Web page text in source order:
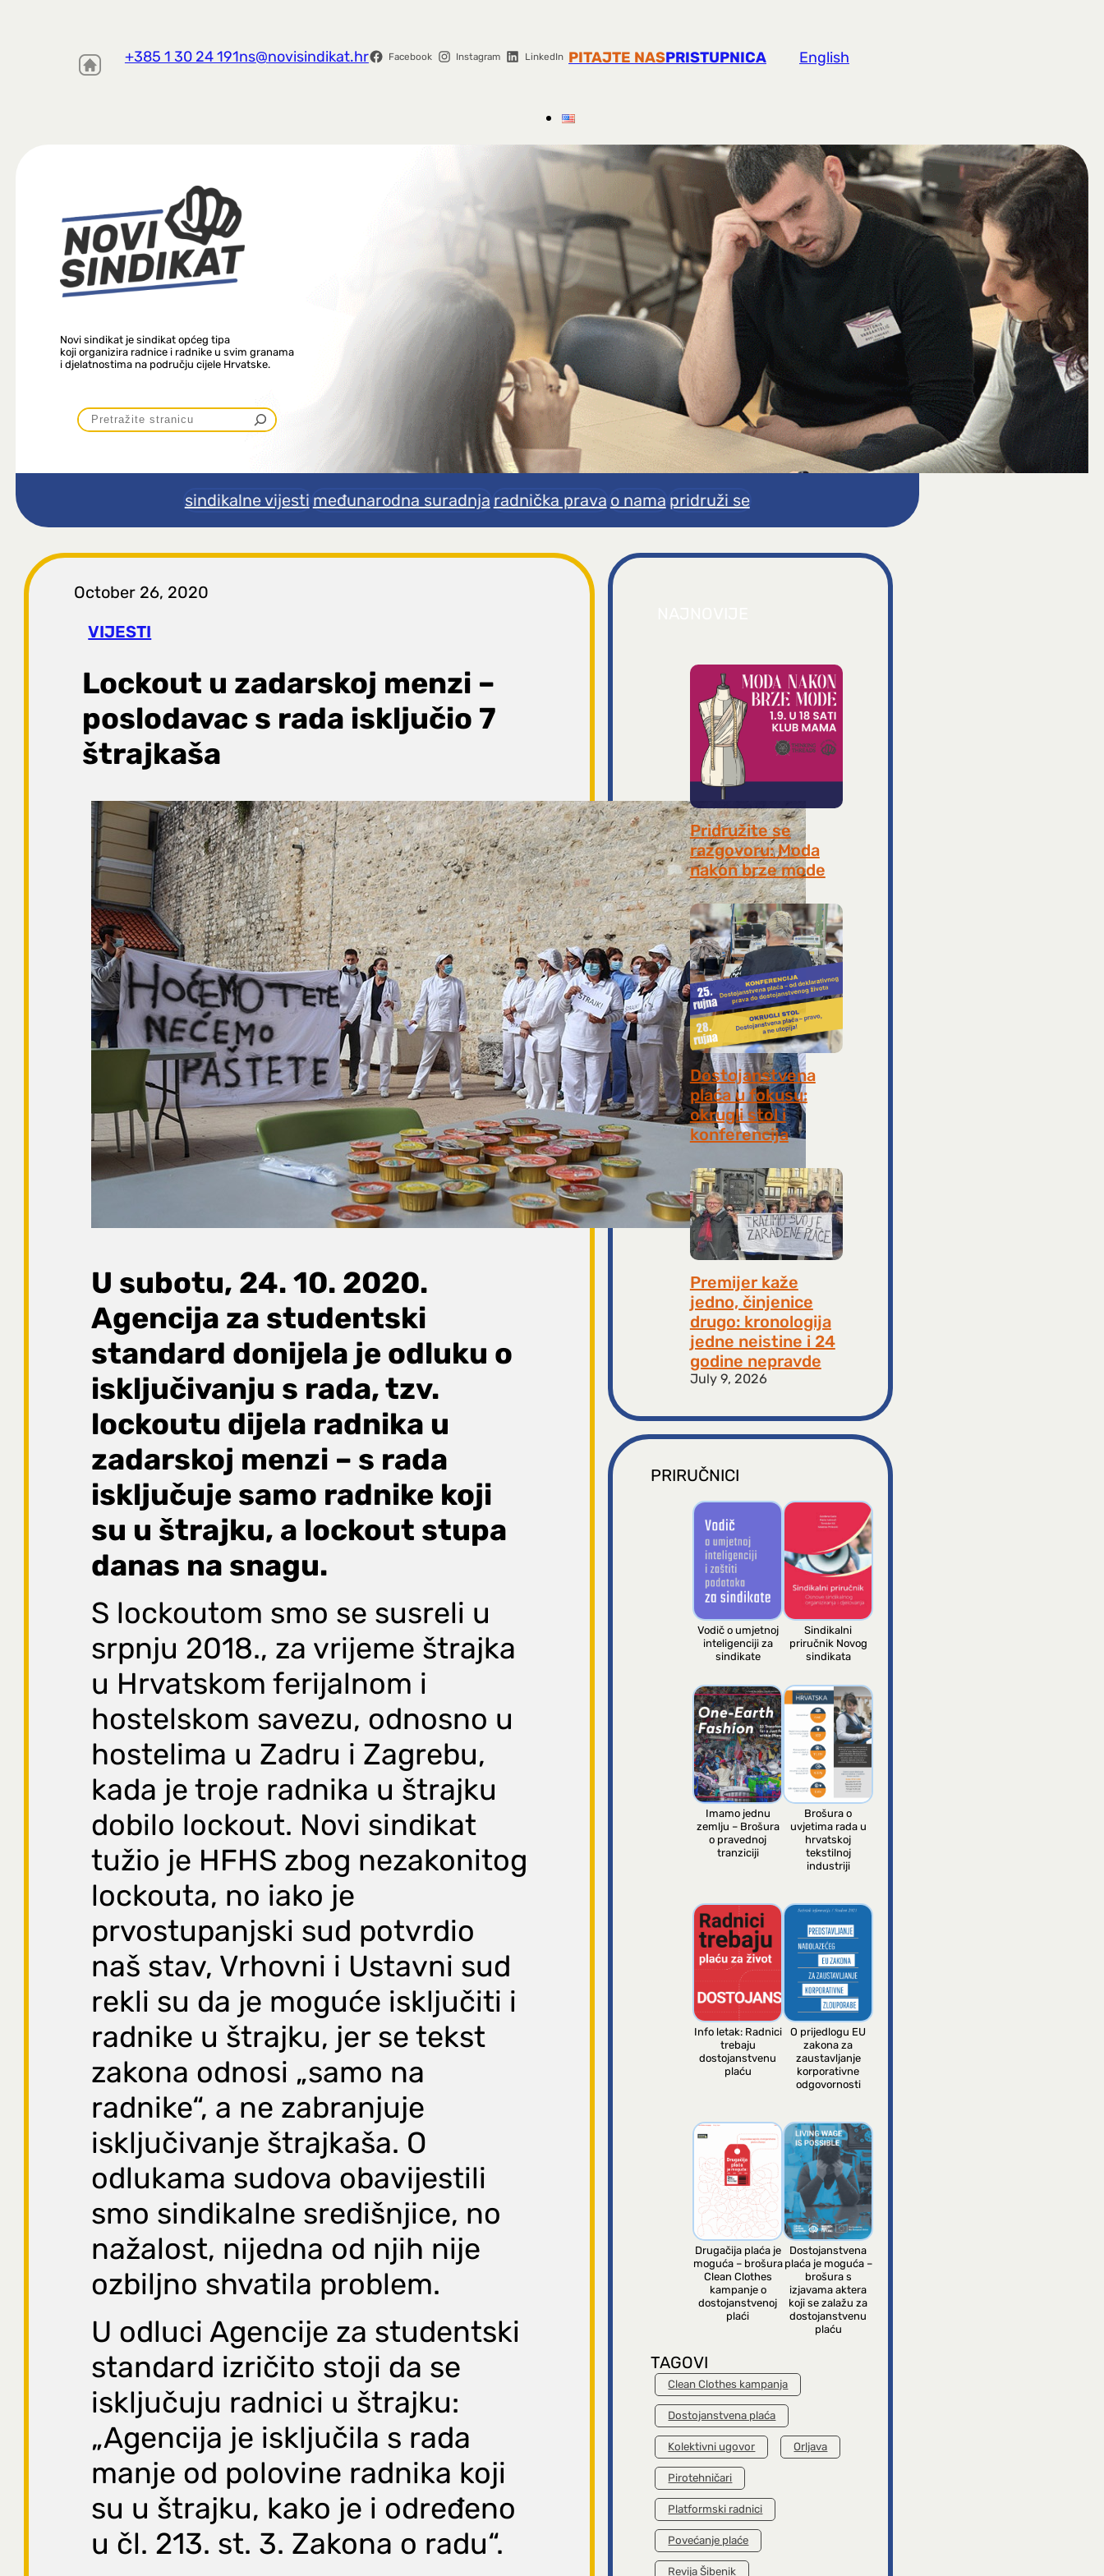
+385 1 30 24 191ns@novisindikat.hr Facebook Instagram LinkedIn PITAJTE NASPRISTUPNICA English
Novi sindikat je sindikat općeg tipa
koji organizira radnice i radnike u svim granama
i djelatnostima na području cijele Hrvatske.
P
r
t
r
a
g
a
sindikalne vijesti međunarodna suradnja radnička prava o nama pridruži se
October 26, 2020
VIJESTI
Lockout u zadarskoj menzi –
poslodavac s rada isključio 7
štrajkaša
U subotu, 24. 10. 2020.
Agencija za studentski
standard donijela je odluku o
isključivanju s rada, tzv.
lockoutu dijela radnika u
zadarskoj menzi – s rada
isključuje samo radnike koji
su u štrajku, a lockout stupa
danas na snagu.
S lockoutom smo se susreli u
srpnju 2018., za vrijeme štrajka
u Hrvatskom ferijalnom i
hostelskom savezu, odnosno u
hostelima u Zadru i Zagrebu,
kada je troje radnika u štrajku
dobilo lockout. Novi sindikat
tužio je HFHS zbog nezakonitog
lockouta, no iako je
prvostupanjski sud potvrdio
naš stav, Vrhovni i Ustavni sud
rekli su da je moguće isključiti i
radnike u štrajku, jer se tekst
zakona odnosi „samo na
radnike“, a ne zabranjuje
isključivanje štrajkaša. O
odlukama sudova obavijestili
smo sindikalne središnjice, no
nažalost, nijedna od njih nije
ozbiljno shvatila problem.
U odluci Agencije za studentski
standard izričito stoji da se
isključuju radnici u štrajku:
„Agencija je isključila s rada
manje od polovine radnika koji
su u štrajku, kako je i određeno
u čl. 213. st. 3. Zakona o radu“.
Pridružite se
razgovoru: Moda
nakon brze mode
July 31, 2026
Dostojanstvena
plaća u fokusu:
okrugli stol i
konferencija
Premijer kaže
jedno, činjenice
drugo: kronologija
jedne neistine i 24
godine nepravde
July 9, 2026
PRIRUČNICI
Vodič o umjetnoj
inteligenciji za
sindikate
Sindikalni
priručnik Novog
sindikata
Imamo jednu
zemlju – Brošura
o pravednoj
tranziciji
Brošura o
uvjetima rada u
hrvatskoj
tekstilnoj
industriji
Info letak: Radnici
trebaju
dostojanstvenu
plaću
O prijedlogu EU
zakona za
zaustavljanje
korporativne
odgovornosti
Drugačija plaća je
moguća – brošura
Clean Clothes
kampanje o
dostojanstvenoj
plaći
Dostojanstvena
plaća je moguća –
brošura s
izjavama aktera
koji se zalažu za
dostojanstvenu
plaću
TAGOVI
Clean Clothes kampanja
Dostojanstvena plaća
Kolektivni ugovor Orljava
Pirotehničari
Platformski radnici
Povećanje plaće
Revija Šibenik